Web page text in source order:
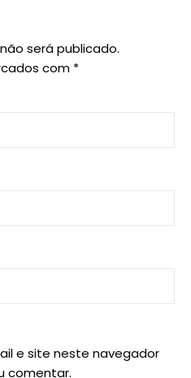
será publicado.
com *
e site neste navegador
comentar.